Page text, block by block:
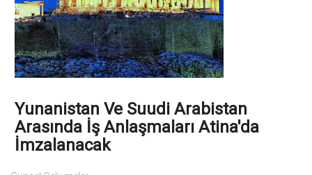
Yunanistan Ve Suudi Arabistan
Arasında İş Anlaşmaları Atina'da
İmzalanacak